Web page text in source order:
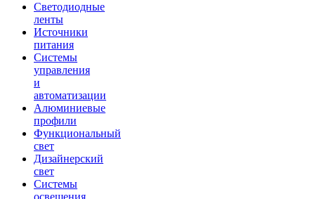
Светодиодные
ленты
Источники
питания
Системы
управления
и
автоматизации
Алюминиевые
профили
Функциональный
свет
Дизайнерский
свет
Системы
освещения